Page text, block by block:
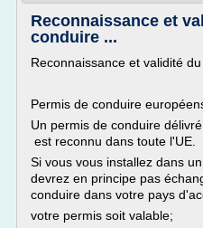
Reconnaissance et
conduire ...
Reconnaissance et validité
Permis de conduire
Un permis de conduire
est reconnu dans toute l'UE.
Si vous vous installez dans
devrez en principe pas
conduire dans votre pays
votre permis soit valable;